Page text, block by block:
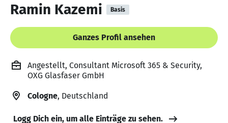
Ramin Kazemi Basis
Ganzes Profil ansehen
Angestellt, Consultant Microsoft 365 & Security,
OXG Glasfaser GmbH
Cologne, Deutschland
Logg Dich ein, um alle Einträge zu sehen.